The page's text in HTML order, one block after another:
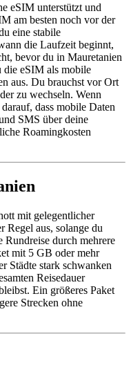
eSIM unterstützt und
am besten noch vor der
eine stabile
die Laufzeit beginnt,
bevor du in Mauretanien
die eSIM als mobile
aus. Du brauchst vor Ort
zu wechseln. Wenn
dass mobile Daten
SMS über deine
Roamingkosten
mit gelegentlicher
Regel aus, solange du
durch mehrere
mit 5 GB oder mehr
Städte stark schwanken
Reisedauer
Ein größeres Paket
Strecken ohne